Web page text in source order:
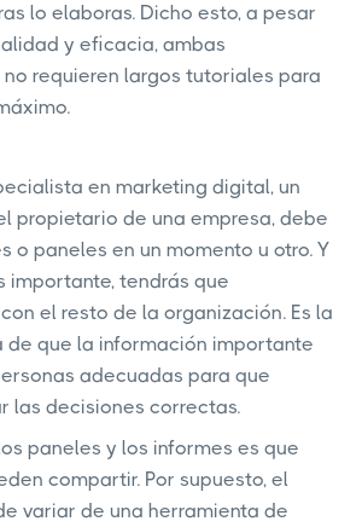
lo elaboras. Dicho esto, a pesar
y eficacia, ambas
requieren largos tutoriales para
en marketing digital, un
propietario de una empresa, debe
o paneles en un momento u otro. Y
importante, tendrás que
el resto de la organización. Es la
de que la información importante
adecuadas para que
las decisiones correctas.
paneles y los informes es que
compartir. Por supuesto, el
variar de una herramienta de